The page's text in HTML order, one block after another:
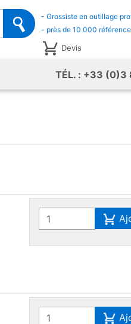
- Grossiste en outillage
- près de 10 000
Devis
TÉL. : +33 (0)3